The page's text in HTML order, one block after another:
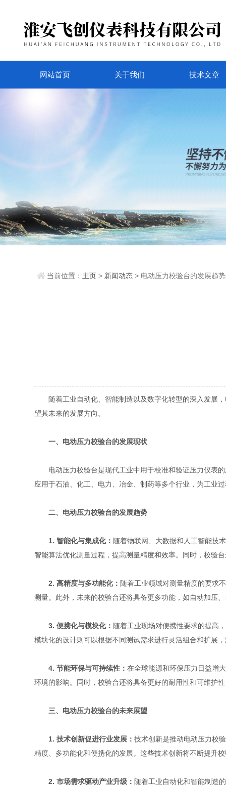
网站首页 关于我们 技术文章
当前位置： 主页> 新闻动态> 电动压力校验台的发展趋
随着工业自动化、智能制造以及数字化转型的深入发展，
望其未来的发展方向。
一、电动压力校验台的发展现状
电动压力校验台是现代工业中用于校准和验证压力仪表的
应用于石油、化工、电力、冶金、制药等多个行业，为工业
二、电动压力校验台的发展趋势
1. 智能化与集成化： 随着物联网、大数据和人工智能技
智能算法优化测量过程，提高测量精度和效率。同时，校验
2. 高精度与多功能化： 随着工业领域对测量精度的要求
测量。此外，未来的校验台还将具备更多功能，如自动加压
3. 便携化与模块化： 随着工业现场对便携性要求的提高
模块化的设计则可以根据不同测试需求进行灵活组合和扩展
4. 节能环保与可持续性： 在全球能源和环保压力日益增
环境的影响。同时，校验台还将具备更好的耐用性和可维护
三、电动压力校验台的未来展望
1. 技术创新促进行业发展： 技术创新是推动电动压力校
精度、多功能化和便携化的发展。这些技术创新将不断提升
2. 市场需求驱动产业升级： 随着工业自动化和智能制造